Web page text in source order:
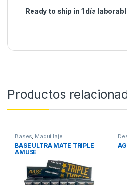
Ready to ship in 1 día
Productos
Bases, Maquillaje
BASE ULTRA MATE TRIPLE
AMUSE